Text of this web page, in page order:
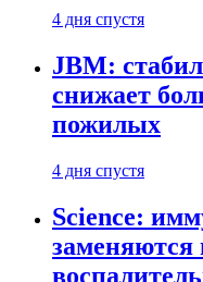
4 дня спустя
JBM:
снижает
пожилых
4 дня спустя
Science:
заменяются